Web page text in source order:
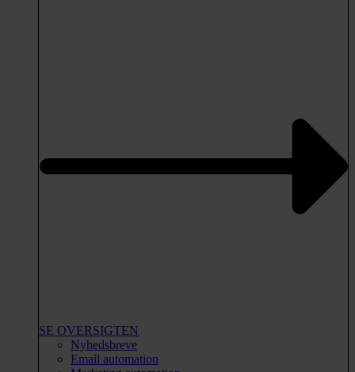
SE OVERSIGTEN
Nyhedsbreve
Email automation